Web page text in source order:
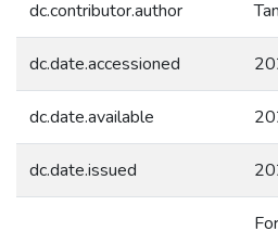
dc.contributor.author
dc.date.accessioned
dc.date.available
dc.date.issued